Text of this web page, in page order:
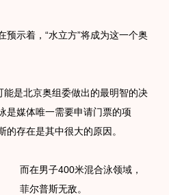
示着，“水立方”将成为这一个奥
是北京奥组委做出的最明智的决
是媒体唯一需要申请门票的项
存在是其中很大的原因。
而在男子400米混合泳领域，
菲尔普斯无敌。